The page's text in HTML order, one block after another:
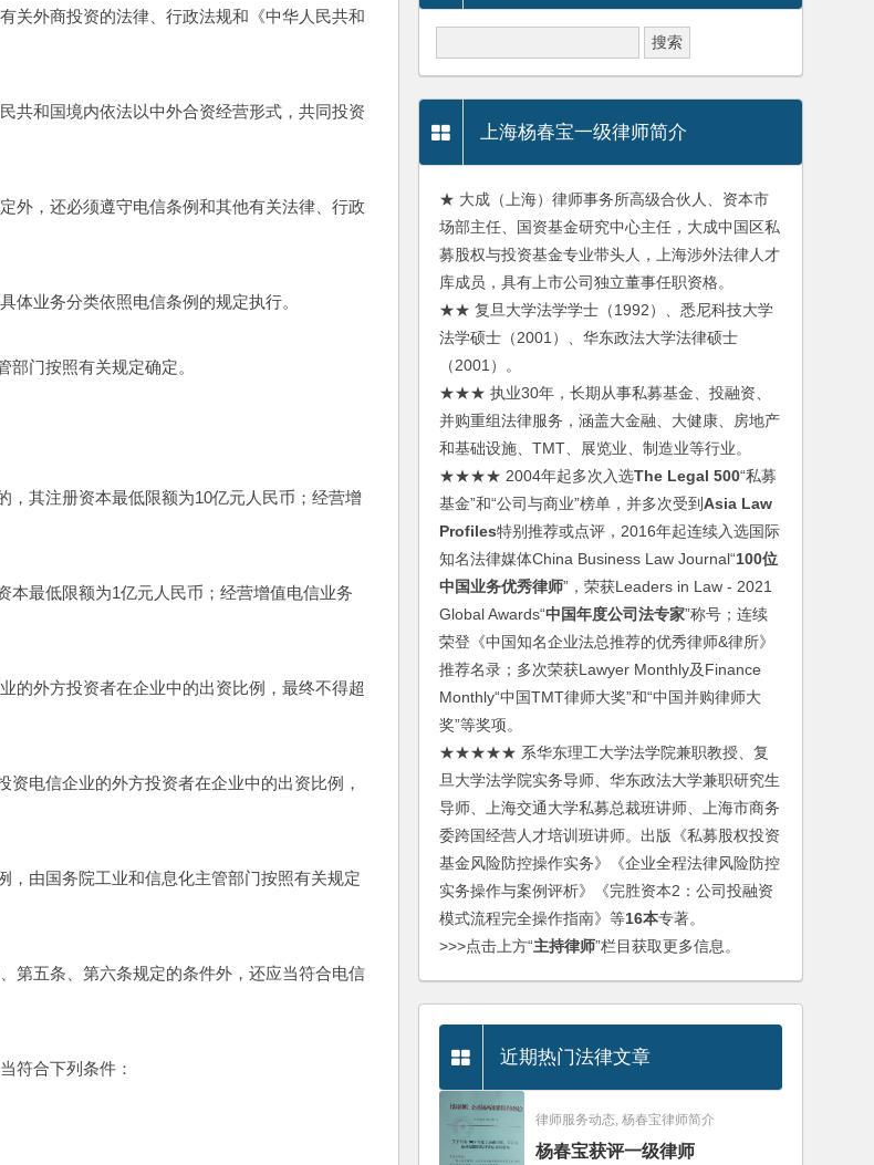
关外商投资的法律、行政法规和《中华人民共和
共和国境内依法以中外合资经营形式，共同投资
外，还必须遵守电信条例和其他有关法律、行政
体业务分类依照电信条例的规定执行。
门按照有关规定确定。
，其注册资本最低限额为10亿元人民币；经营增
本最低限额为1亿元人民币；经营增值电信业务
的外方投资者在企业中的出资比例，最终不得超
电信企业的外方投资者在企业中的出资比例，
，由国务院工业和信息化主管部门按照有关规定
第五条、第六条规定的条件外，还应当符合电信
符合下列条件：
上海杨春宝一级律师简介
★ 大成（上海）律师事务所高级合伙人、资本市
场部主任、国资基金研究中心主任，大成中国区私
募股权与投资基金专业带头人，上海涉外法律人才
库成员，具有上市公司独立董事任职资格。
★★ 复旦大学法学学士（1992）、悉尼科技大学
法学硕士（2001）、华东政法大学法律硕士
（2001）。
★★★ 执业30年，长期从事私募基金、投融资、
并购重组法律服务，涵盖大金融、大健康、房地产
和基础设施、TMT、展览业、制造业等行业。
★★★★ 2004年起多次入选The Legal 500“私募
基金”和“公司与商业”榜单，并多次受到Asia Law
Profiles特别推荐或点评，2016年起连续入选国际
知名法律媒体China Business Law Journal“100位
中国业务优秀律师”，荣获Leaders in Law - 2021
Global Awards“中国年度公司法专家”称号；连续
荣登《中国知名企业法总推荐的优秀律师&律所》
推荐名录；多次荣获Lawyer Monthly及Finance
Monthly“中国TMT律师大奖”和“中国并购律师大
奖”等奖项。
★★★★★ 系华东理工大学法学院兼职教授、复
旦大学法学院实务导师、华东政法大学兼职研究生
导师、上海交通大学私募总裁班讲师、上海市商务
委跨国经营人才培训班讲师。出版《私募股权投资
基金风险防控操作实务》《企业全程法律风险防控
实务操作与案例评析》《完胜资本2：公司投融资
模式流程完全操作指南》等16本专著。
>>>点击上方“主持律师”栏目获取更多信息。
近期热门法律文章
律师服务动态, 杨春宝律师简介
杨春宝获评一级律师